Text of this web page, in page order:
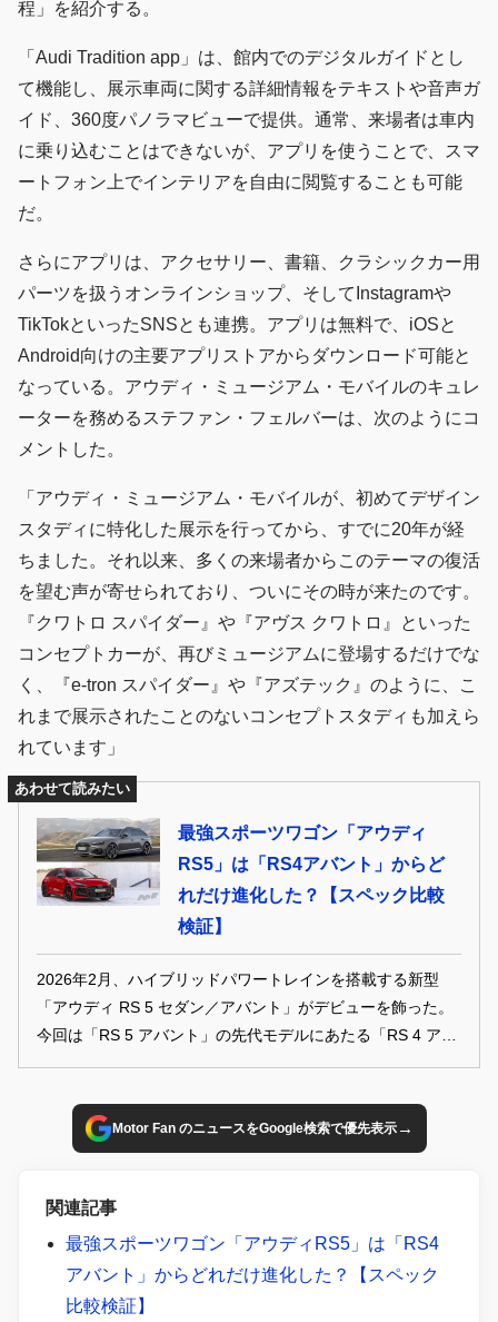
程」を紹介する。
「Audi Tradition app」は、館内でのデジタルガイドとし
て機能し、展示車両に関する詳細情報をテキストや音声ガ
イド、360度パノラマビューで提供。通常、来場者は車内
に乗り込むことはできないが、アプリを使うことで、スマ
ートフォン上でインテリアを自由に閲覧することも可能
だ。
さらにアプリは、アクセサリー、書籍、クラシックカー用
パーツを扱うオンラインショップ、そしてInstagramや
TikTokといったSNSとも連携。アプリは無料で、iOSと
Android向けの主要アプリストアからダウンロード可能と
なっている。アウディ・ミュージアム・モバイルのキュレ
ーターを務めるステファン・フェルバーは、次のようにコ
メントした。
「アウディ・ミュージアム・モバイルが、初めてデザイン
スタディに特化した展示を行ってから、すでに20年が経
ちました。それ以来、多くの来場者からこのテーマの復活
を望む声が寄せられており、ついにその時が来たのです。
『クワトロ スパイダー』や『アヴス クワトロ』といった
コンセプトカーが、再びミュージアムに登場するだけでな
く、『e-tron スパイダー』や『アズテック』のように、こ
れまで展示されたことのないコンセプトスタディも加えら
れています」
あわせて読みたい
最強スポーツワゴン「アウディ
RS5」は「RS4アバント」からど
れだけ進化した？【スペック比較
検証】
2026年2月、ハイブリッドパワートレインを搭載する新型
「アウディ RS 5 セダン／アバント」がデビューを飾った。
今回は「RS 5 アバント」の先代モデルにあたる「RS 4 アバ
ント」とスペックを比較し、その違いを確認してみよう。
Motor Fan のニュースをGoogle検索で優先表示→
関連記事
最強スポーツワゴン「アウディRS5」は「RS4
アバント」からどれだけ進化した？【スペック
比較検証】